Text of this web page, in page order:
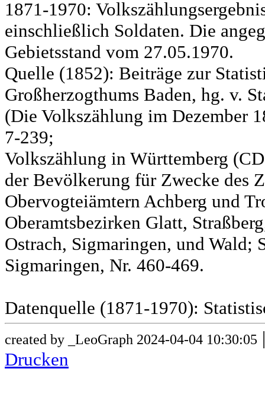
1871-1970:
einschließlich Soldaten. Die
Gebietsstand vom 27.05.1970.
Quelle (1852): Beiträge zur
Großherzogthums Baden, hg. v.
(Die Volkszählung im Dezember
7-239;
Volkszählung in Württemberg
der Bevölkerung für Zwecke des
Obervogteiämtern Achberg und
Oberamtsbezirken Glatt,
Ostrach, Sigmaringen, und Wald;
Sigmaringen, Nr. 460-469.
Datenquelle (1871-1970):
created by _LeoGraph 2024-04-04 10:30:05
Drucken